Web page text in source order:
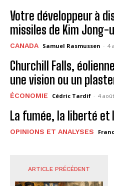
Votre développeur à
missiles de Kim Jong-
CANADA Samuel Rasmussen - 4
Churchill Falls,
une vision ou un
ÉCONOMIE Cédric Tardif - 4
La fumée, la liberté et
OPINIONS ET ANALYSES
ARTICLE PRÉCÉDENT